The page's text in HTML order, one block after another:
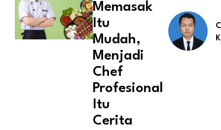
Memasak
Itu
Mudah,
Menjadi
Chef
Profesional
Itu
Cerita